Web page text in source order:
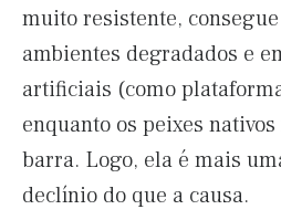
muito resistente,
ambientes degradados e
artificiais (como
enquanto os peixes
barra. Logo, ela é mais
declínio do que a causa.